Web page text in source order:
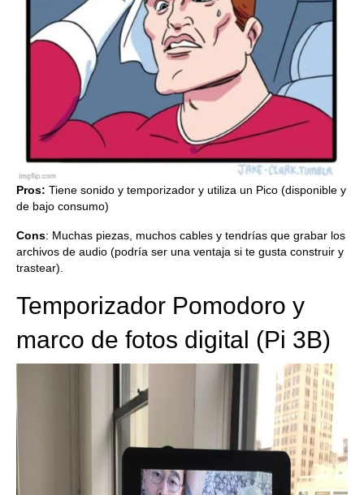
Pros: Tiene sonido y temporizador y utiliza un Pico (disponible y
de bajo consumo)
Cons: Muchas piezas, muchos cables y tendrías que grabar los
archivos de audio (podría ser una ventaja si te gusta construir y
trastear).
Temporizador Pomodoro y
marco de fotos digital (Pi 3B)